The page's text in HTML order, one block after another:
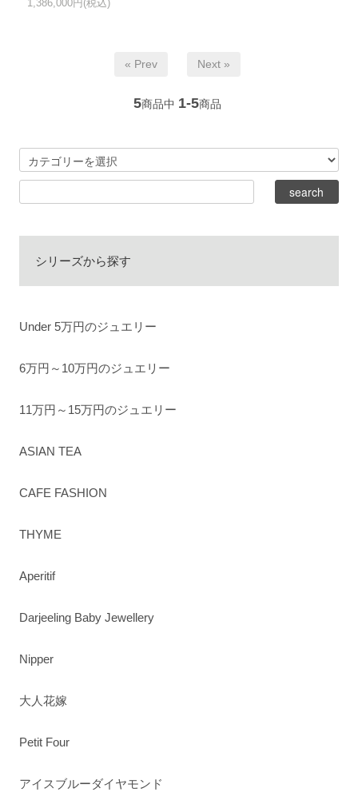
1,386,000円(税込)
« Prev Next »
5商品中 1-5商品
シリーズから探す
Under 5万円のジュエリー
6万円～10万円のジュエリー
11万円～15万円のジュエリー
ASIAN TEA
CAFE FASHION
THYME
Aperitif
Darjeeling Baby Jewellery
Nipper
大人花嫁
Petit Four
アイスブルーダイヤモンド